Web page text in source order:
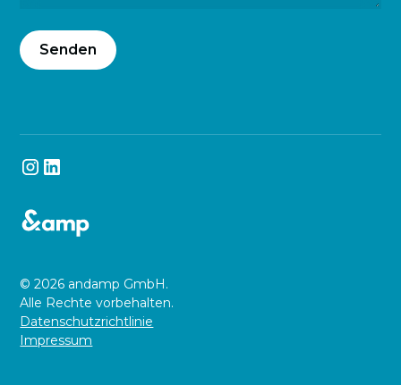
© 2026 andamp GmbH.
Alle Rechte vorbehalten.
Datenschutzrichtlinie
Impressum